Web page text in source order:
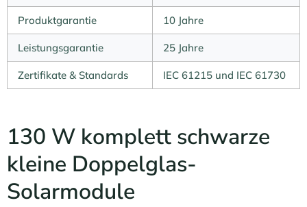
Produktgarantie 10 Jahre
Leistungsgarantie 25 Jahre
Zertifikate & Standards IEC 61215 und IEC 61730
130 W komplett schwarze
kleine Doppelglas-
Solarmodule